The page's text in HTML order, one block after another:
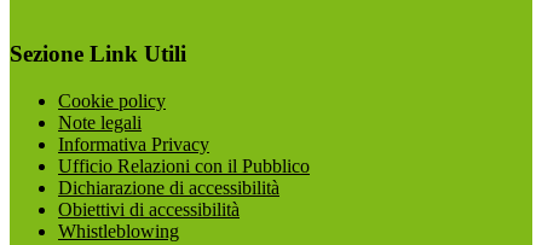
Sezione Link Utili
Cookie policy
Note legali
Informativa Privacy
Ufficio Relazioni con il Pubblico
Dichiarazione di accessibilità
Obiettivi di accessibilità
Whistleblowing